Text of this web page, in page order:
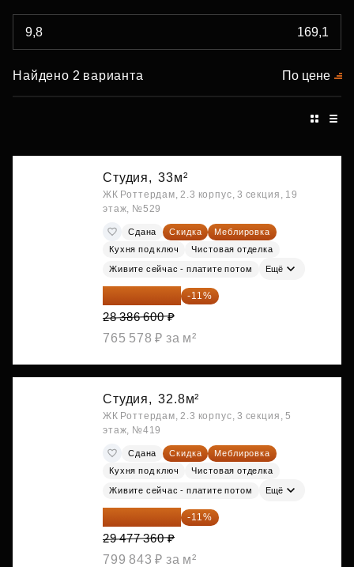
Найдено 2 варианта По цене
Студия, 33м²
ЖК Роттердам, 2.3 корпус, 3 секция, 19
этаж, №529
Сдана Скидка
Меблировка
Кухня под ключ
Чистовая отделка
Живите сейчас - платите потом Ещё
25 264 074 ₽ -11%
28 386 600 ₽
765 578 ₽ за м²
Студия, 32.8м²
ЖК Роттердам, 2.3 корпус, 3 секция, 5
этаж, №419
Сдана Скидка
Меблировка
Кухня под ключ
Чистовая отделка
Живите сейчас - платите потом Ещё
26 234 850 ₽ -11%
29 477 360 ₽
799 843 ₽ за м²